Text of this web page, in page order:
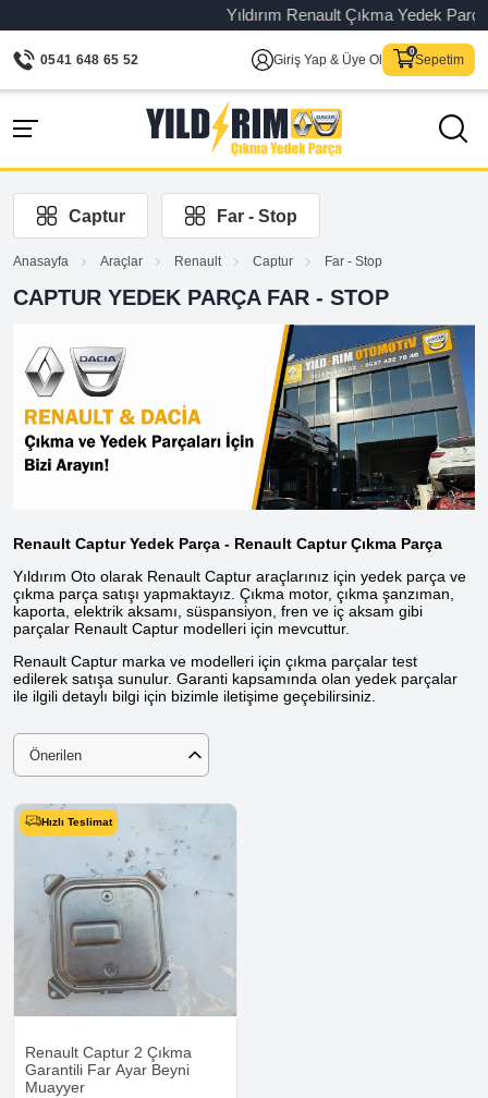
Yıldırım Renault Çıkma Yedek
0541 648 65 52 Giriş Yap & Üye Ol Sepetim
Captur Far - Stop
Anasayfa Araçlar Renault Captur Far - Stop
CAPTUR YEDEK PARÇA FAR - STOP
Renault Captur Yedek Parça - Renault Captur Çıkma Parça
Yıldırım Oto olarak Renault Captur araçlarınız için yedek parça ve
çıkma parça satışı yapmaktayız. Çıkma motor, çıkma şanzıman,
kaporta, elektrik aksamı, süspansiyon, fren ve iç aksam gibi
parçalar Renault Captur modelleri için mevcuttur.
Renault Captur marka ve modelleri için çıkma parçalar test
edilerek satışa sunulur. Garanti kapsamında olan yedek parçalar
ile ilgili detaylı bilgi için bizimle iletişime geçebilirsiniz.
Önerilen
Hızlı Teslimat
Renault Captur 2 Çıkma
Garantili Far Ayar Beyni
Muayyer